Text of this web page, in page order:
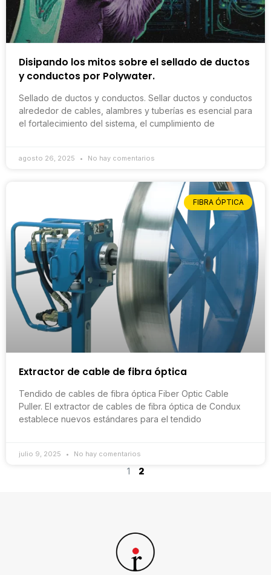
Disipando los mitos sobre el sellado de ductos
y conductos por Polywater.
Sellado de ductos y conductos. Sellar ductos y conductos
alrededor de cables, alambres y tuberías es esencial para
el fortalecimiento del sistema, el cumplimiento de
agosto 26, 2025 No hay comentarios
FIBRA ÓPTICA
Extractor de cable de fibra óptica
Tendido de cables de fibra óptica Fiber Optic Cable
Puller. El extractor de cables de fibra óptica de Condux
establece nuevos estándares para el tendido
julio 9, 2025 No hay comentarios
1 2